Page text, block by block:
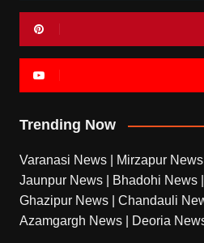
Trending Now
Varanasi News Mirzapur News
Jaunpur News
Bhadohi News
Ghazipur News
Chandauli
Azamgargh News
Deoria